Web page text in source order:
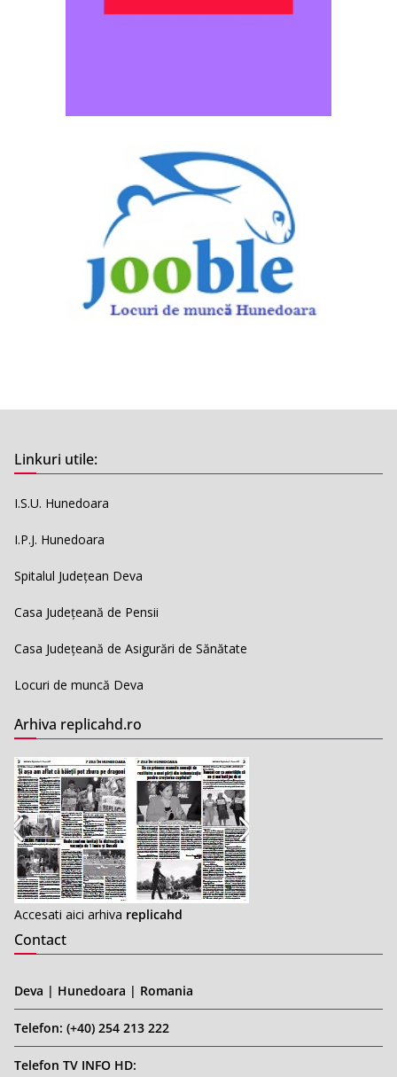
Linkuri utile:
I.S.U. Hunedoara
I.P.J. Hunedoara
Spitalul Județean Deva
Casa Județeană de Pensii
Casa Județeană de Asigurări de Sănătate
Locuri de muncă Deva
Arhiva replicahd.ro
Accesati aici arhiva replicahd
Contact
Deva | Hunedoara | Romania
Telefon: (+40) 254 213 222
Telefon TV INFO HD: